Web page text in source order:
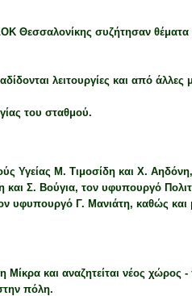
Θεσσαλονίκης συζήτησαν
λειτουργίες και από άλλες
του σταθμού.
Υγείας Μ. Τιμοσίδη και Χ.
Σ. Βούγια, τον υφυπουργό
υφυπουργό Γ. Μανιάτη, καθώς
Μίκρα και αναζητείται νέος χώρος
πόλη.